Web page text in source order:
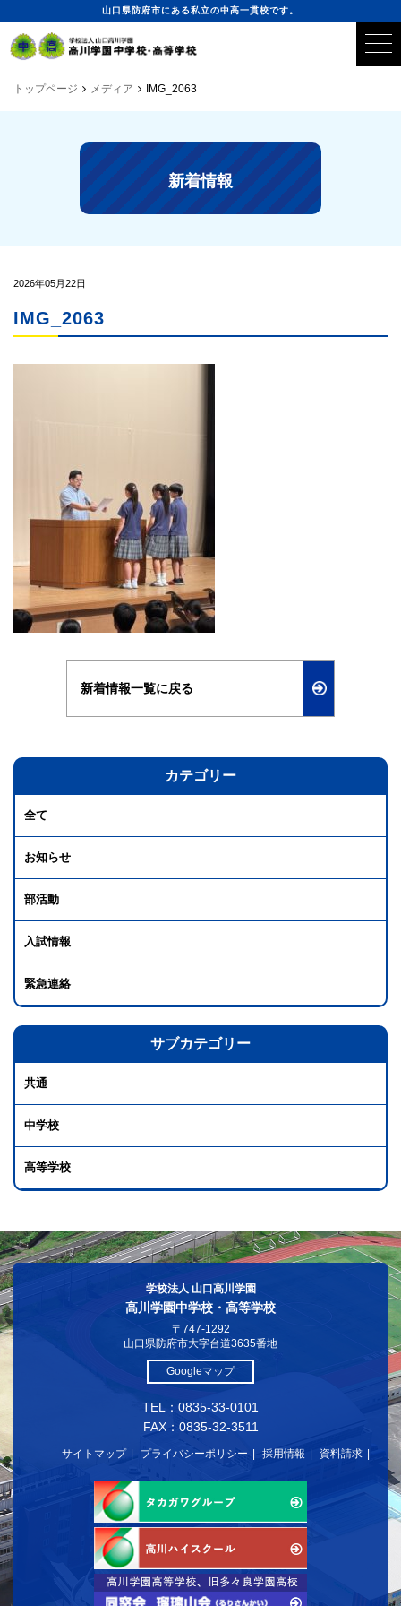
山口県防府市にある私立の中高一貫校です。
トップページ メディア IMG_2063
新着情報
2026年05月22日
IMG_2063
新着情報一覧に戻る
カテゴリー
全て
お知らせ
部活動
入試情報
緊急連絡
サブカテゴリー
共通
中学校
高等学校
学校法人 山口高川学園
高川学園中学校・高等学校
〒747-1292
山口県防府市大字台道3635番地
Googleマップ
TEL：0835-33-0101
FAX：0835-32-3511
サイトマップ プライバシーポリシー 採用情報 資料請求